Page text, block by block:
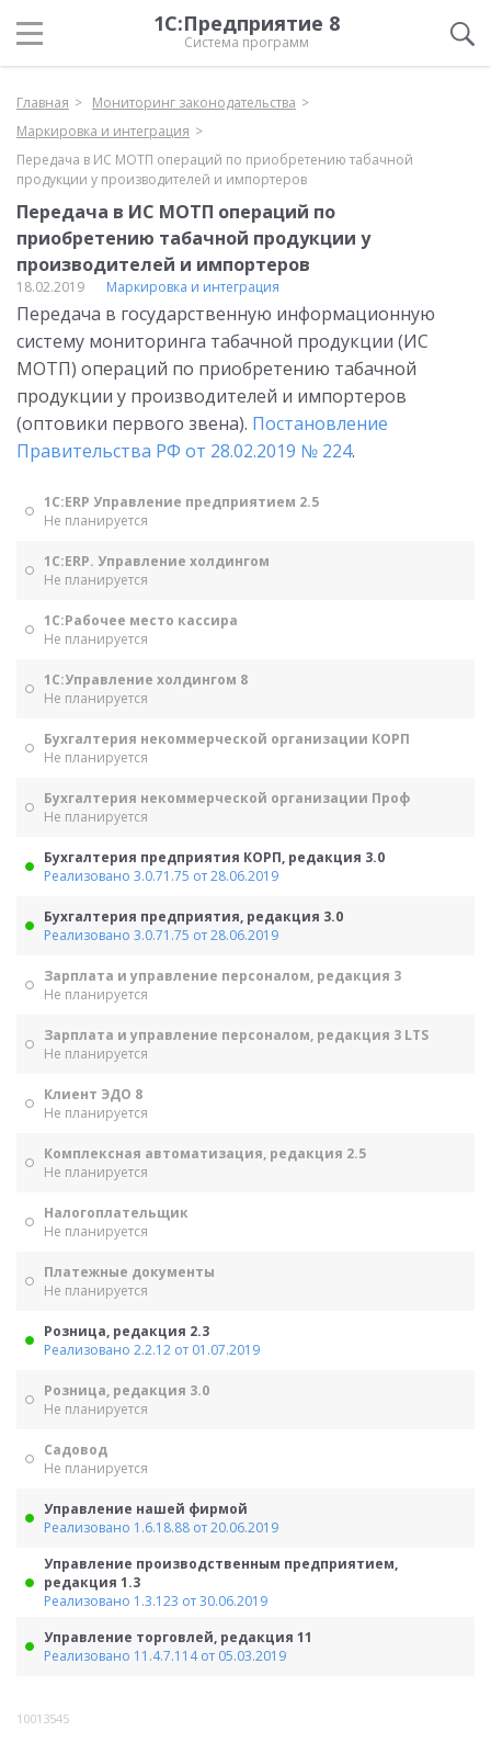
1С:Предприятие 8
Система программ
Главная
Мониторинг законодательства
Маркировка и интеграция
Передача в ИС МОТП операций по приобретению табачной
продукции у производителей и импортеров
Передача в ИС МОТП операций по
приобретению табачной продукции у
производителей и импортеров
18.02.2019 Маркировка и интеграция
Передача в государственную информационную
систему мониторинга табачной продукции (ИС
МОТП) операций по приобретению табачной
продукции у производителей и импортеров
(оптовики первого звена). Постановление
Правительства РФ от 28.02.2019 № 224.
1С:ERP Управление предприятием 2.5
Не планируется
1С:ERP. Управление холдингом
Не планируется
1С:Рабочее место кассира
Не планируется
1С:Управление холдингом 8
Не планируется
Бухгалтерия некоммерческой организации КОРП
Не планируется
Бухгалтерия некоммерческой организации Проф
Не планируется
Бухгалтерия предприятия КОРП, редакция 3.0
Реализовано 3.0.71.75 от 28.06.2019
Бухгалтерия предприятия, редакция 3.0
Реализовано 3.0.71.75 от 28.06.2019
Зарплата и управление персоналом, редакция 3
Не планируется
Зарплата и управление персоналом, редакция 3 LTS
Не планируется
Клиент ЭДО 8
Не планируется
Комплексная автоматизация, редакция 2.5
Не планируется
Налогоплательщик
Не планируется
Платежные документы
Не планируется
Розница, редакция 2.3
Реализовано 2.2.12 от 01.07.2019
Розница, редакция 3.0
Не планируется
Садовод
Не планируется
Управление нашей фирмой
Реализовано 1.6.18.88 от 20.06.2019
Управление производственным предприятием,
редакция 1.3
Реализовано 1.3.123 от 30.06.2019
Управление торговлей, редакция 11
Реализовано 11.4.7.114 от 05.03.2019
10013545